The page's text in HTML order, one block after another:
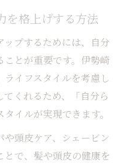
を格上げする方法
プするためには、自分
ことが重要です。伊勢崎
イフスタイルを考慮し
くれるため、「自分ら
イルが実現できます。
頭皮ケア、シェービン
で、髪や頭皮の健康を